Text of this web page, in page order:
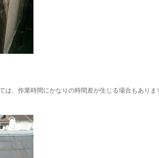
は、作業時間にかなりの時間差が生じる場合もあ